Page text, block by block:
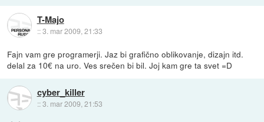
T-Majo
::3. mar 2009, 21:33
Fajn vam gre programerji. Jaz bi grafično oblikovanje, dizajn itd.
delal za 10€ na uro. Ves srečen bi bil. Joj kam gre ta svet =D
cyber_killer
::3. mar 2009, 21:53